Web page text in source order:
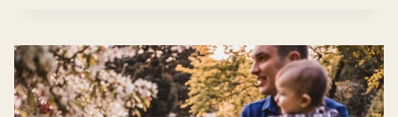
DUNE
BEACH
RESORT
W